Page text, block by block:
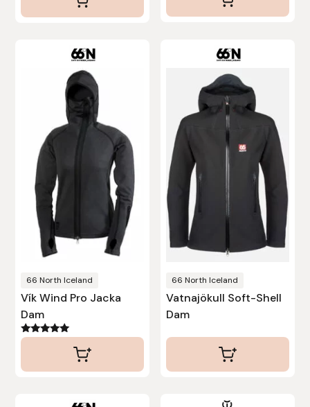
66 North Iceland
Vík Wind Pro Jacka
Dam
Betygsatt
66 North Iceland
Vatnajökull Soft-Shell
Dam
Protector
Safehorse of Sweden
Saltverk
Sigga Ævars
Sivart Bokförlag
Sonnenreiter
Star
Stina Helmersson Bokförlag
Suedwind